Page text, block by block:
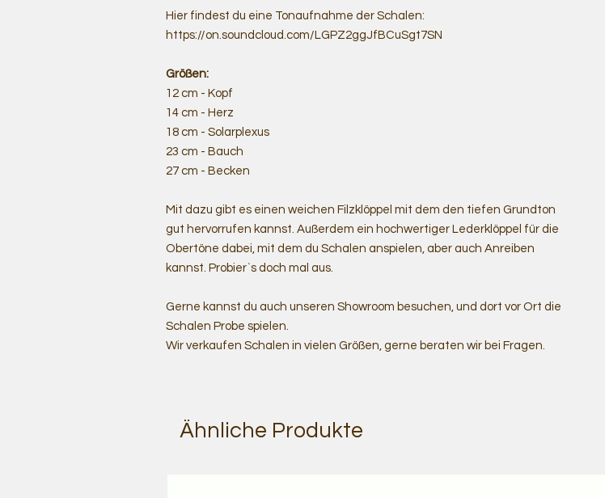
Hier findest du eine Tonaufnahme der Schalen:
https://on.soundcloud.com/LGPZ2ggJfBCuSgt7SN
Größen:
12 cm - Kopf
14 cm - Herz
18 cm - Solarplexus
23 cm - Bauch
27 cm - Becken
Mit dazu gibt es einen weichen Filzklöppel mit dem den tiefen Grundton
gut hervorrufen kannst. Außerdem ein hochwertiger Lederklöppel für die
Obertöne dabei, mit dem du Schalen anspielen, aber auch Anreiben
kannst. Probier`s doch mal aus.
Gerne kannst du auch unseren Showroom besuchen, und dort vor Ort die
Schalen Probe spielen.
Wir verkaufen Schalen in vielen Größen, gerne beraten wir bei Fragen.
Ähnliche Produkte